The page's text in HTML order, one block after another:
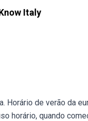
Italy
Horário de verão da
horário, quando